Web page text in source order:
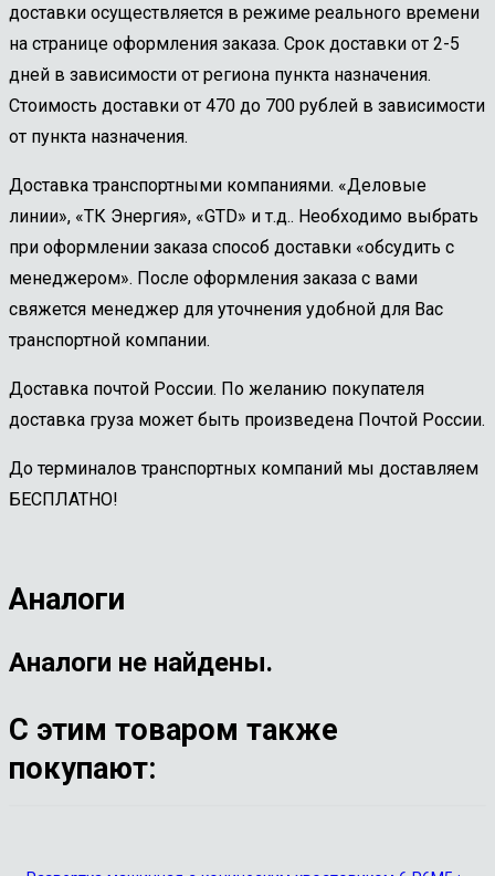
доставки осуществляется в режиме реального времени
на странице оформления заказа. Срок доставки от 2-5
дней в зависимости от региона пункта назначения.
Стоимость доставки от 470 до 700 рублей в зависимости
от пункта назначения.
Доставка транспортными компаниями. «Деловые
линии», «ТК Энергия», «GTD» и т.д.. Необходимо выбрать
при оформлении заказа способ доставки «обсудить с
менеджером». После оформления заказа с вами
свяжется менеджер для уточнения удобной для Вас
транспортной компании.
Доставка почтой России. По желанию покупателя
доставка груза может быть произведена Почтой России.
До терминалов транспортных компаний мы доставляем
БЕСПЛАТНО!
Аналоги
Аналоги не найдены.
С этим товаром также
покупают: